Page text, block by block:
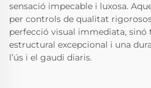
sensació impecable i luxosa.
per controls de qualitat
perfecció visual immediata,
estructural excepcional i una
l’ús i el gaudi diaris.